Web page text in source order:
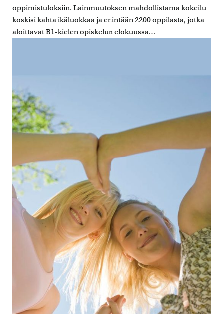
oppimistuloksiin. Lainmuutoksen mahdollistama kokeilu
koskisi kahta ikäluokkaa ja enintään 2200 oppilasta, jotka
aloittavat B1-kielen opiskelun elokuussa…